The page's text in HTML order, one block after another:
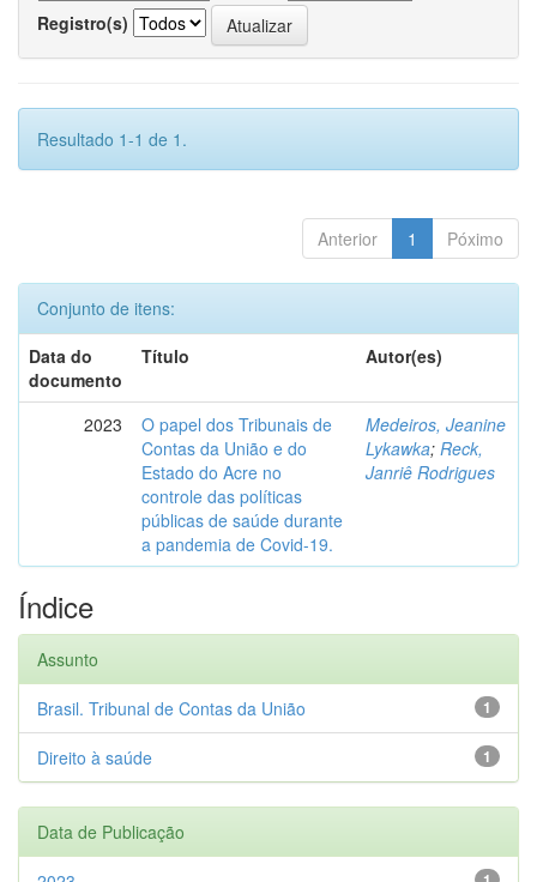
Registro(s)
Resultado 1-1 de 1.
Anterior 1 Póximo
Conjunto de itens:
Data do
documento
Título Autor(es)
2023
O papel dos Tribunais de
Contas da União e do
Estado do Acre no
controle das políticas
públicas de saúde durante
a pandemia de Covid-19.
Medeiros, Jeanine
Lykawka; Reck,
Janriê Rodrigues
Índice
Assunto
1
Brasil. Tribunal de Contas da União
1
Direito à saúde
Data de Publicação